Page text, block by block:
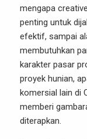
mengapa
penting untuk
efektif, sampai
membutuhkan
karakter pasar
proyek hunian,
komersial lain di
memberi
diterapkan.